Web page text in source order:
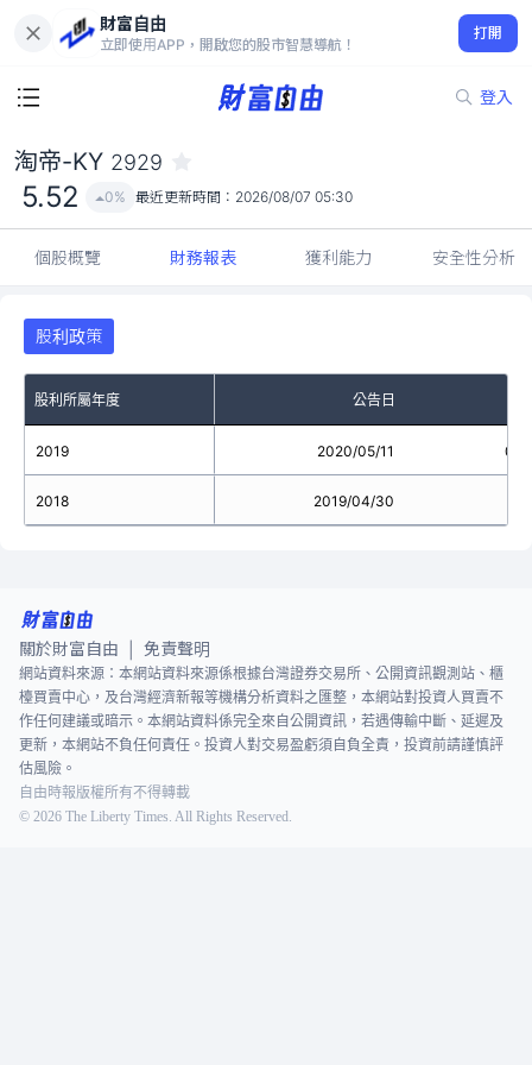
財富自由
立即使用APP，開啟您的股市智慧導航！
打開
登入
5.52
0%
淘帝-KY 2929
5.52 0% 最近更新時間： 2026/08/07 05:30
個股概覽 財務報表 獲利能力 安全性分析
股利政策
股利所屬年度 公告日
2019
2018
2020/05/11
2019/04/30
關於財富自由 免責聲明
網站資料來源：本網站資料來源係根據台灣證券交易所、公開資訊觀測站、櫃
檯買賣中心，及台灣經濟新報等機構分析資料之匯整，本網站對投資人買賣不
作任何建議或暗示。本網站資料係完全來自公開資訊，若遇傳輸中斷、延遲及
更新，本網站不負任何責任。投資人對交易盈虧須自負全責，投資前請謹慎評
估風險。
自由時報版權所有不得轉載
© 2026 The Liberty Times. All Rights Reserved.